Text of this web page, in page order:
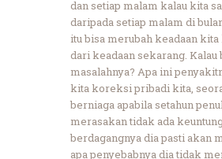
dan setiap malam kalau kita
daripada setiap malam di
itu bisa merubah keadaan
dari keadaan sekarang. Kalau
masalahnya? Apa ini
kita koreksi pribadi kita,
berniaga apabila setahun
merasakan tidak ada
berdagangnya dia pasti akan
apa penyebabnya dia tidak